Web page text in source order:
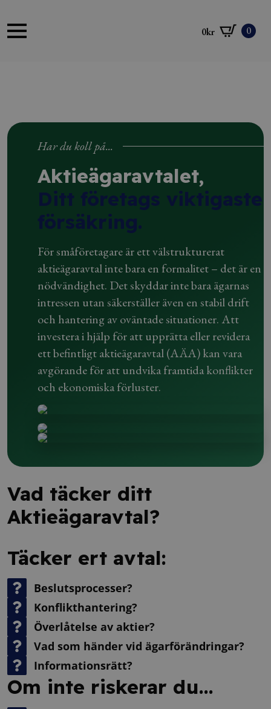
0kr 0
Har du koll på...
Aktieägaravtalet,
Ditt företags viktigaste
försäkring.
För småföretagare är ett välstrukturerat
aktieägaravtal inte bara en formalitet – det är en
nödvändighet. Det skyddar inte bara ägarnas
intressen utan säkerställer även en stabil drift
och hantering av oväntade situationer. Att
investera i hjälp för att upprätta eller revidera
ett befintligt aktieägaravtal (AÄA) kan vara
avgörande för att undvika framtida konflikter
och ekonomiska förluster.
Vad täcker ditt
Aktieägaravtal?
Täcker ert avtal:
Beslutsprocesser?
Konflikthantering?
Överlåtelse av aktier?
Vad som händer vid ägarförändringar?
Informationsrätt?
Om inte riskerar du...